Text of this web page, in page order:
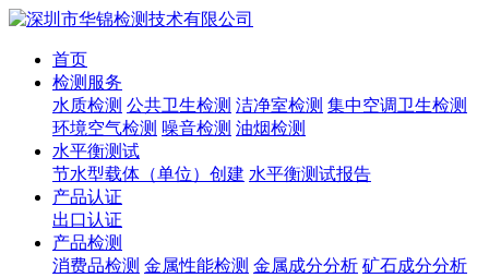
首页
检测服务
水质检测 公共卫生检测 洁净室检测 集中空调卫生检测
环境空气检测 噪音检测 油烟检测
水平衡测试
节水型载体（单位）创建 水平衡测试报告
产品认证
出口认证
产品检测
消费品检测 金属性能检测 金属成分分析 矿石成分分析